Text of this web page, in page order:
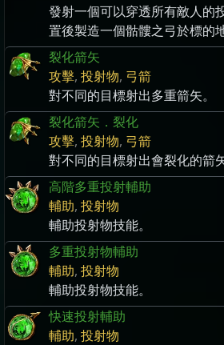
發射一個可以穿透所有敵人的
置後製造一個骷髏之弓於標的地
裂化箭矢
攻擊, 投射物, 弓箭
對不同的目標射出多重箭矢。
裂化箭矢．裂化
攻擊, 投射物, 弓箭
對不同的目標射出會裂化的箭矢
高階多重投射輔助
輔助, 投射物
輔助投射物技能。
多重投射物輔助
輔助, 投射物
輔助投射物技能。
快速投射輔助
輔助, 投射物